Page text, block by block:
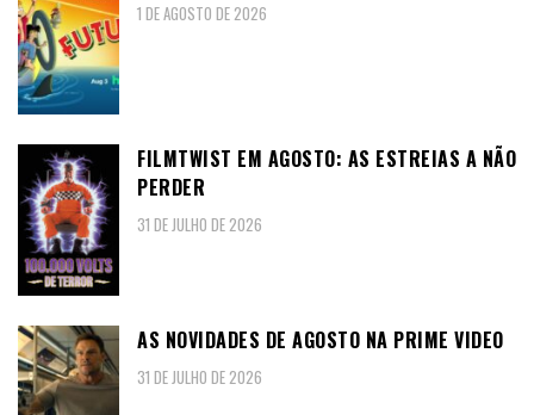
1 DE AGOSTO DE 2026
FILMTWIST EM AGOSTO: AS ESTREIAS A NÃO
PERDER
31 DE JULHO DE 2026
AS NOVIDADES DE AGOSTO NA PRIME VIDEO
31 DE JULHO DE 2026